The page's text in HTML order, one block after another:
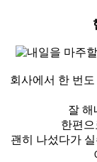
회사에서 한 번
잘 해
한편
괜히 나섰다가